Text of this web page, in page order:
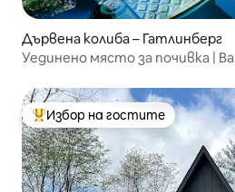
Дървена колиба – Гатлинберг
Уединено място за почивка |
Най-популярен избор на
Избор на гостите